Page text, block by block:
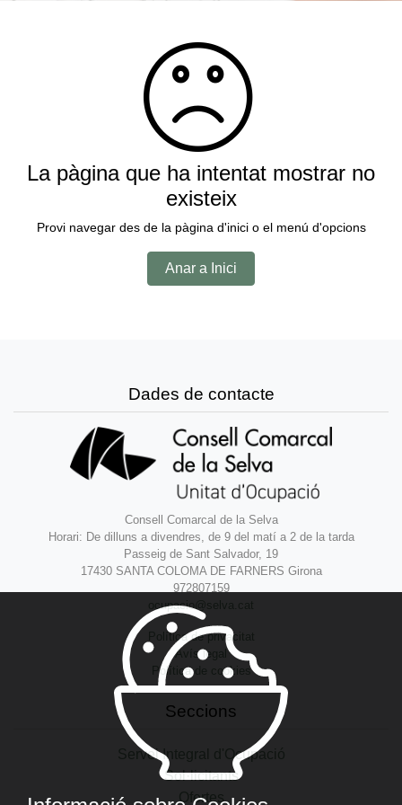
La pàgina que ha intentat mostrar no
existeix
Provi navegar des de la pàgina d'inici o el menú d'opcions
Anar a Inici
Dades de contacte
Consell Comarcal de la Selva
Horari: De dilluns a divendres, de 9 del matí a 2 de la tarda
Passeig de Sant Salvador, 19
17430 SANTA COLOMA DE FARNERS Girona
972807159
ocupacio@selva.cat
Política de privacitat
Avís legal
Política de cookies
Seccions
Servei Integral d'Ocupació
Sol·licitants
Ofertes